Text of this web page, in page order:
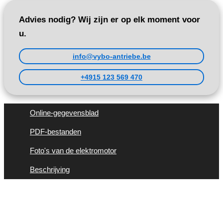
Advies nodig? Wij zijn er op elk moment voor
u.
info@vybo-antriebe.be
+4915 123 569 470
Online-gegevensblad
PDF-bestanden
Foto's van de elektromotor
Beschrijving